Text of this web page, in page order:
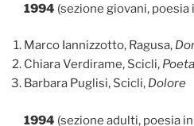
1994 (sezione giovani, poesia
Marco Iannizzotto, Ragusa,
Chiara Verdirame, Scicli, Poeta
Barbara Puglisi, Scicli, Dolore
1994 (sezione adulti, poesia